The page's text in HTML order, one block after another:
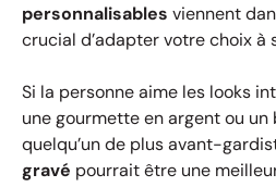
personnalisables viennent
crucial d’adapter votre choix à
Si la personne aime les looks
une gourmette en argent ou un
quelqu’un de plus avant-
gravé pourrait être une